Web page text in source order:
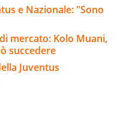
e Nazionale: "Sono
mercato: Kolo Muani,
succedere
Juventus